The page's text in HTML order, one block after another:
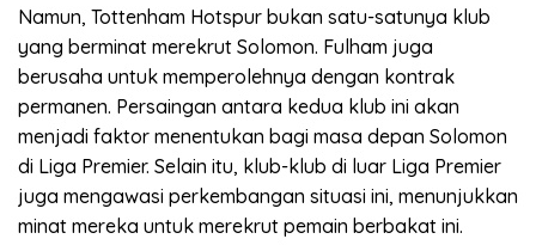
Namun, Tottenham Hotspur bukan satu-satunya klub
yang berminat merekrut Solomon. Fulham juga
berusaha untuk memperolehnya dengan kontrak
permanen. Persaingan antara kedua klub ini akan
menjadi faktor menentukan bagi masa depan Solomon
di Liga Premier. Selain itu, klub-klub di luar Liga Premier
juga mengawasi perkembangan situasi ini, menunjukkan
minat mereka untuk merekrut pemain berbakat ini.